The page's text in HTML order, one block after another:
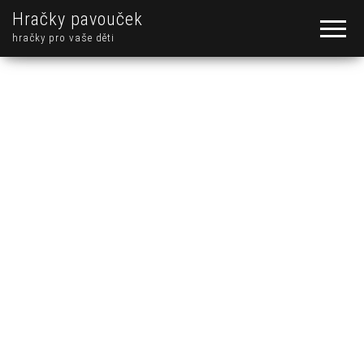
Hračky pavouček
hračky pro vaše děti